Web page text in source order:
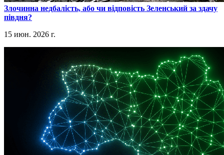
​Злочинна недбалість, або чи відповість Зеленський за здачу
півдня?
15 июн. 2026 г.